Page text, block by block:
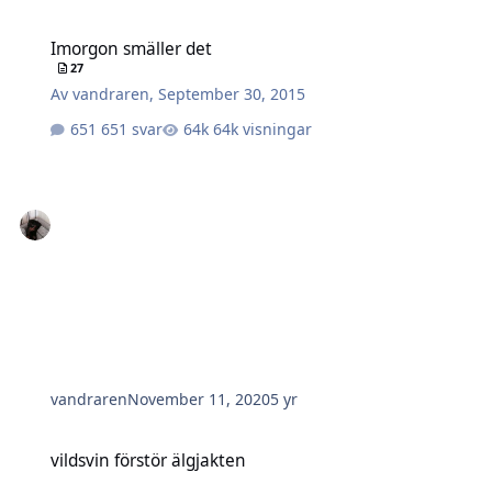
Imorgon smäller det
27
Avvandraren,September 30, 2015
651 svar
64k visningar
vandrarenNovember 11, 20205 yr
vildsvin förstör älgjakten